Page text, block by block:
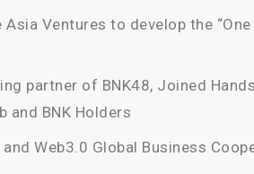
Ventures to develop the
partner of BNK48, Joined
and BNK Holders
Web3.0 Global Business